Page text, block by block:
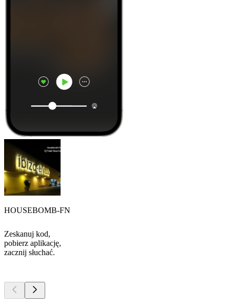
HOUSEBOMB-FN
Zeskanuj kod,
pobierz aplikację,
zacznij słuchać.